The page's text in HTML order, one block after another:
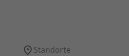
Standorte